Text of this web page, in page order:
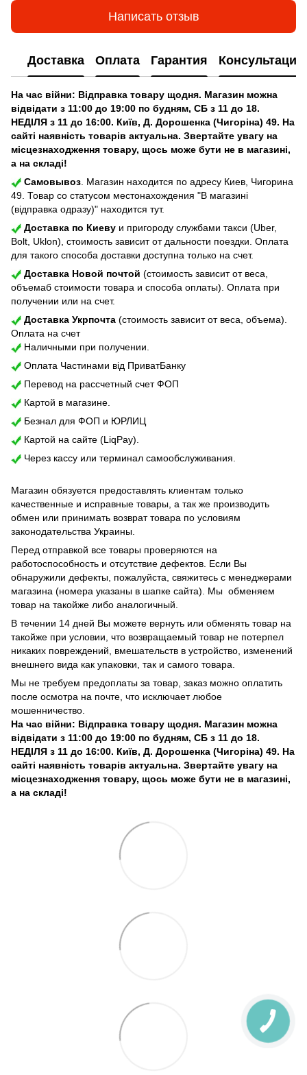
Написать отзыв
Доставка Оплата Гарантия Консультация
На час війни: Відправка товару щодня. Магазин можна
відвідати з 11:00 до 19:00 по будням, СБ з 11 до 18.
НЕДІЛЯ з 11 до 16:00. Київ, Д. Дорошенка (Чигоріна) 49. На
сайті наявність товарів актуальна. Звертайте увагу на
місцезнаходження товару, щось може бути не в магазині,
а на складі!
Самовывоз . Магазин находится по адресу Киев, Чигорина
49. Товар со статусом местонахождения "В магазині
(відправка одразу)" находится тут.
Доставка по Киеву и пригороду службами такси (Uber,
Bolt, Uklon), стоимость зависит от дальности поездки. Оплата
для такого способа доставки доступна только на счет.
Доставка Новой почтой (стоимость зависит от веса,
объемаб стоимости товара и способа оплаты). Оплата при
получении или на счет.
Доставка Укрпочта (стоимость зависит от веса, объема).
Оплата на счет
Наличными при получении.
Оплата Частинами від ПриватБанку
Перевод на рассчетный счет ФОП
Картой в магазине.
Безнал для ФОП и ЮРЛИЦ
Картой на сайте (LiqPay).
Через кассу или терминал самообслуживания.
Магазин обязуется предоставлять клиентам только
качественные и исправные товары, а так же производить
обмен или принимать возврат товара по условиям
законодательства Украины.
Перед отправкой все товары проверяются на
работоспособность и отсутствие дефектов. Если Вы
обнаружили дефекты, пожалуйста, свяжитесь с менеджерами
магазина (номера указаны в шапке сайта). Мы обменяем
товар на такойже либо аналогичный.
В течении 14 дней Вы можете вернуть или обменять товар на
такойже при условии, что возвращаемый товар не потерпел
никаких повреждений, вмешательств в устройство, изменений
внешнего вида как упаковки, так и самого товара.
Мы не требуем предоплаты за товар, заказ можно оплатить
после осмотра на почте, что исключает любое
мошенничество.
На час війни: Відправка товару щодня. Магазин можна
відвідати з 11:00 до 19:00 по будням, СБ з 11 до 18.
НЕДІЛЯ з 11 до 16:00. Київ, Д. Дорошенка (Чигоріна) 49. На
сайті наявність товарів актуальна. Звертайте увагу на
місцезнаходження товару, щось може бути не в магазині,
а на складі!